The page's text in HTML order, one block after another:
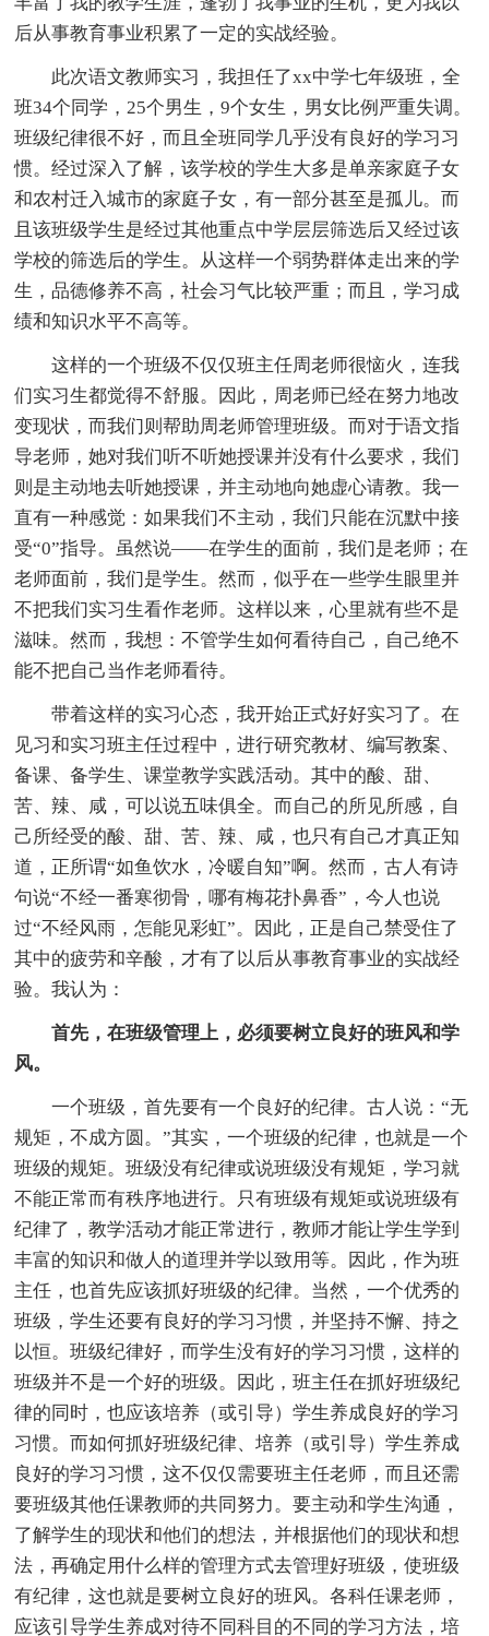
后从事教育事业积累了一定的实战经验。
此次语文教师实习，我担任了xx中学七年级班，全
班34个同学，25个男生，9个女生，男女比例严重失调。
班级纪律很不好，而且全班同学几乎没有良好的学习习
惯。经过深入了解，该学校的学生大多是单亲家庭子女
和农村迁入城市的家庭子女，有一部分甚至是孤儿。而
且该班级学生是经过其他重点中学层层筛选后又经过该
学校的筛选后的学生。从这样一个弱势群体走出来的学
生，品德修养不高，社会习气比较严重；而且，学习成
绩和知识水平不高等。
这样的一个班级不仅仅班主任周老师很恼火，连我
们实习生都觉得不舒服。因此，周老师已经在努力地改
变现状，而我们则帮助周老师管理班级。而对于语文指
导老师，她对我们听不听她授课并没有什么要求，我们
则是主动地去听她授课，并主动地向她虚心请教。我一
直有一种感觉：如果我们不主动，我们只能在沉默中接
受“0”指导。虽然说——在学生的面前，我们是老师；在
老师面前，我们是学生。然而，似乎在一些学生眼里并
不把我们实习生看作老师。这样以来，心里就有些不是
滋味。然而，我想：不管学生如何看待自己，自己绝不
能不把自己当作老师看待。
带着这样的实习心态，我开始正式好好实习了。在
见习和实习班主任过程中，进行研究教材、编写教案、
备课、备学生、课堂教学实践活动。其中的酸、甜、
苦、辣、咸，可以说五味俱全。而自己的所见所感，自
己所经受的酸、甜、苦、辣、咸，也只有自己才真正知
道，正所谓“如鱼饮水，冷暖自知”啊。然而，古人有诗
句说“不经一番寒彻骨，哪有梅花扑鼻香”，今人也说
过“不经风雨，怎能见彩虹”。因此，正是自己禁受住了
其中的疲劳和辛酸，才有了以后从事教育事业的实战经
验。我认为：
首先，在班级管理上，必须要树立良好的班风和学
风。
一个班级，首先要有一个良好的纪律。古人说：“无
规矩，不成方圆。”其实，一个班级的纪律，也就是一个
班级的规矩。班级没有纪律或说班级没有规矩，学习就
不能正常而有秩序地进行。只有班级有规矩或说班级有
纪律了，教学活动才能正常进行，教师才能让学生学到
丰富的知识和做人的道理并学以致用等。因此，作为班
主任，也首先应该抓好班级的纪律。当然，一个优秀的
班级，学生还要有良好的学习习惯，并坚持不懈、持之
以恒。班级纪律好，而学生没有好的学习习惯，这样的
班级并不是一个好的班级。因此，班主任在抓好班级纪
律的同时，也应该培养（或引导）学生养成良好的学习
习惯。而如何抓好班级纪律、培养（或引导）学生养成
良好的学习习惯，这不仅仅需要班主任老师，而且还需
要班级其他任课教师的共同努力。要主动和学生沟通，
了解学生的现状和他们的想法，并根据他们的现状和想
法，再确定用什么样的管理方式去管理好班级，使班级
有纪律，这也就是要树立良好的班风。各科任课老师，
应该引导学生养成对待不同科目的不同的学习方法，培